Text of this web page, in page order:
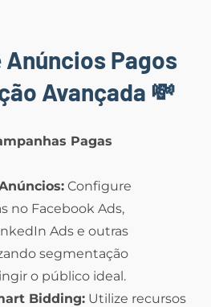
Anúncios Pagos
Avançada 💸
Pagas
Configure
no Facebook Ads,
Ads e outras
segmentação
o público ideal.
Bidding: Utilize recursos